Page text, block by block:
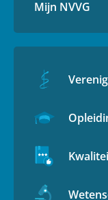
Mijn NVVG